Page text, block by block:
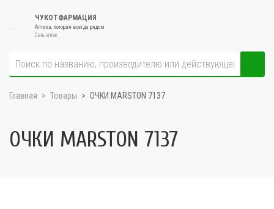
ЧУКОТФАРМАЦИЯ
Аптека, которая всегда рядом
Сеть аптек
Главная Товары ОЧКИ MARSTON 7137
ОЧКИ MARSTON 7137